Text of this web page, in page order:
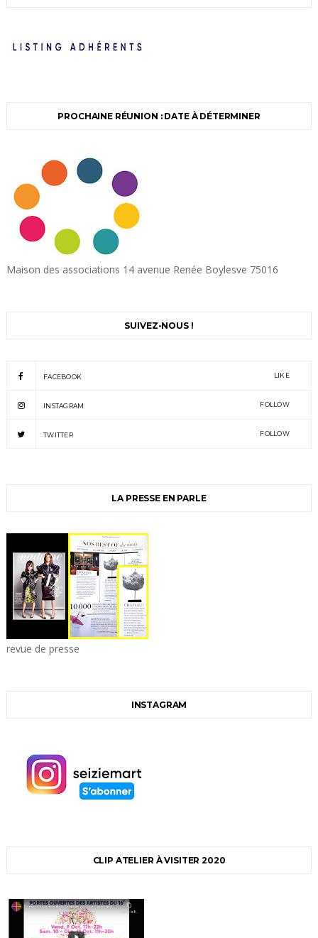
PROCHAINE RÉUNION : DATE À DÉTERMINER
Maison des associations 14 avenue Renée Boylesve 75016
SUIVEZ-NOUS !
FACEBOOK LIKE
INSTAGRAM FOLLOW
TWITTER FOLLOW
LA PRESSE EN PARLE
revue de presse
INSTAGRAM
CLIP ATELIER À VISITER 2020